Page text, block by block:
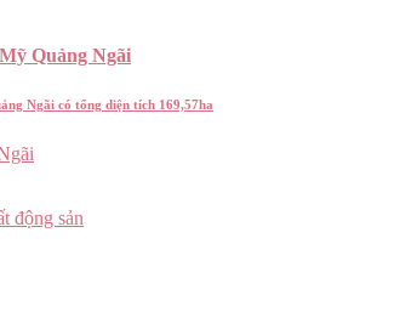
Quảng Ngãi
Ngãi có tổng diện tích 169,57ha
động sản